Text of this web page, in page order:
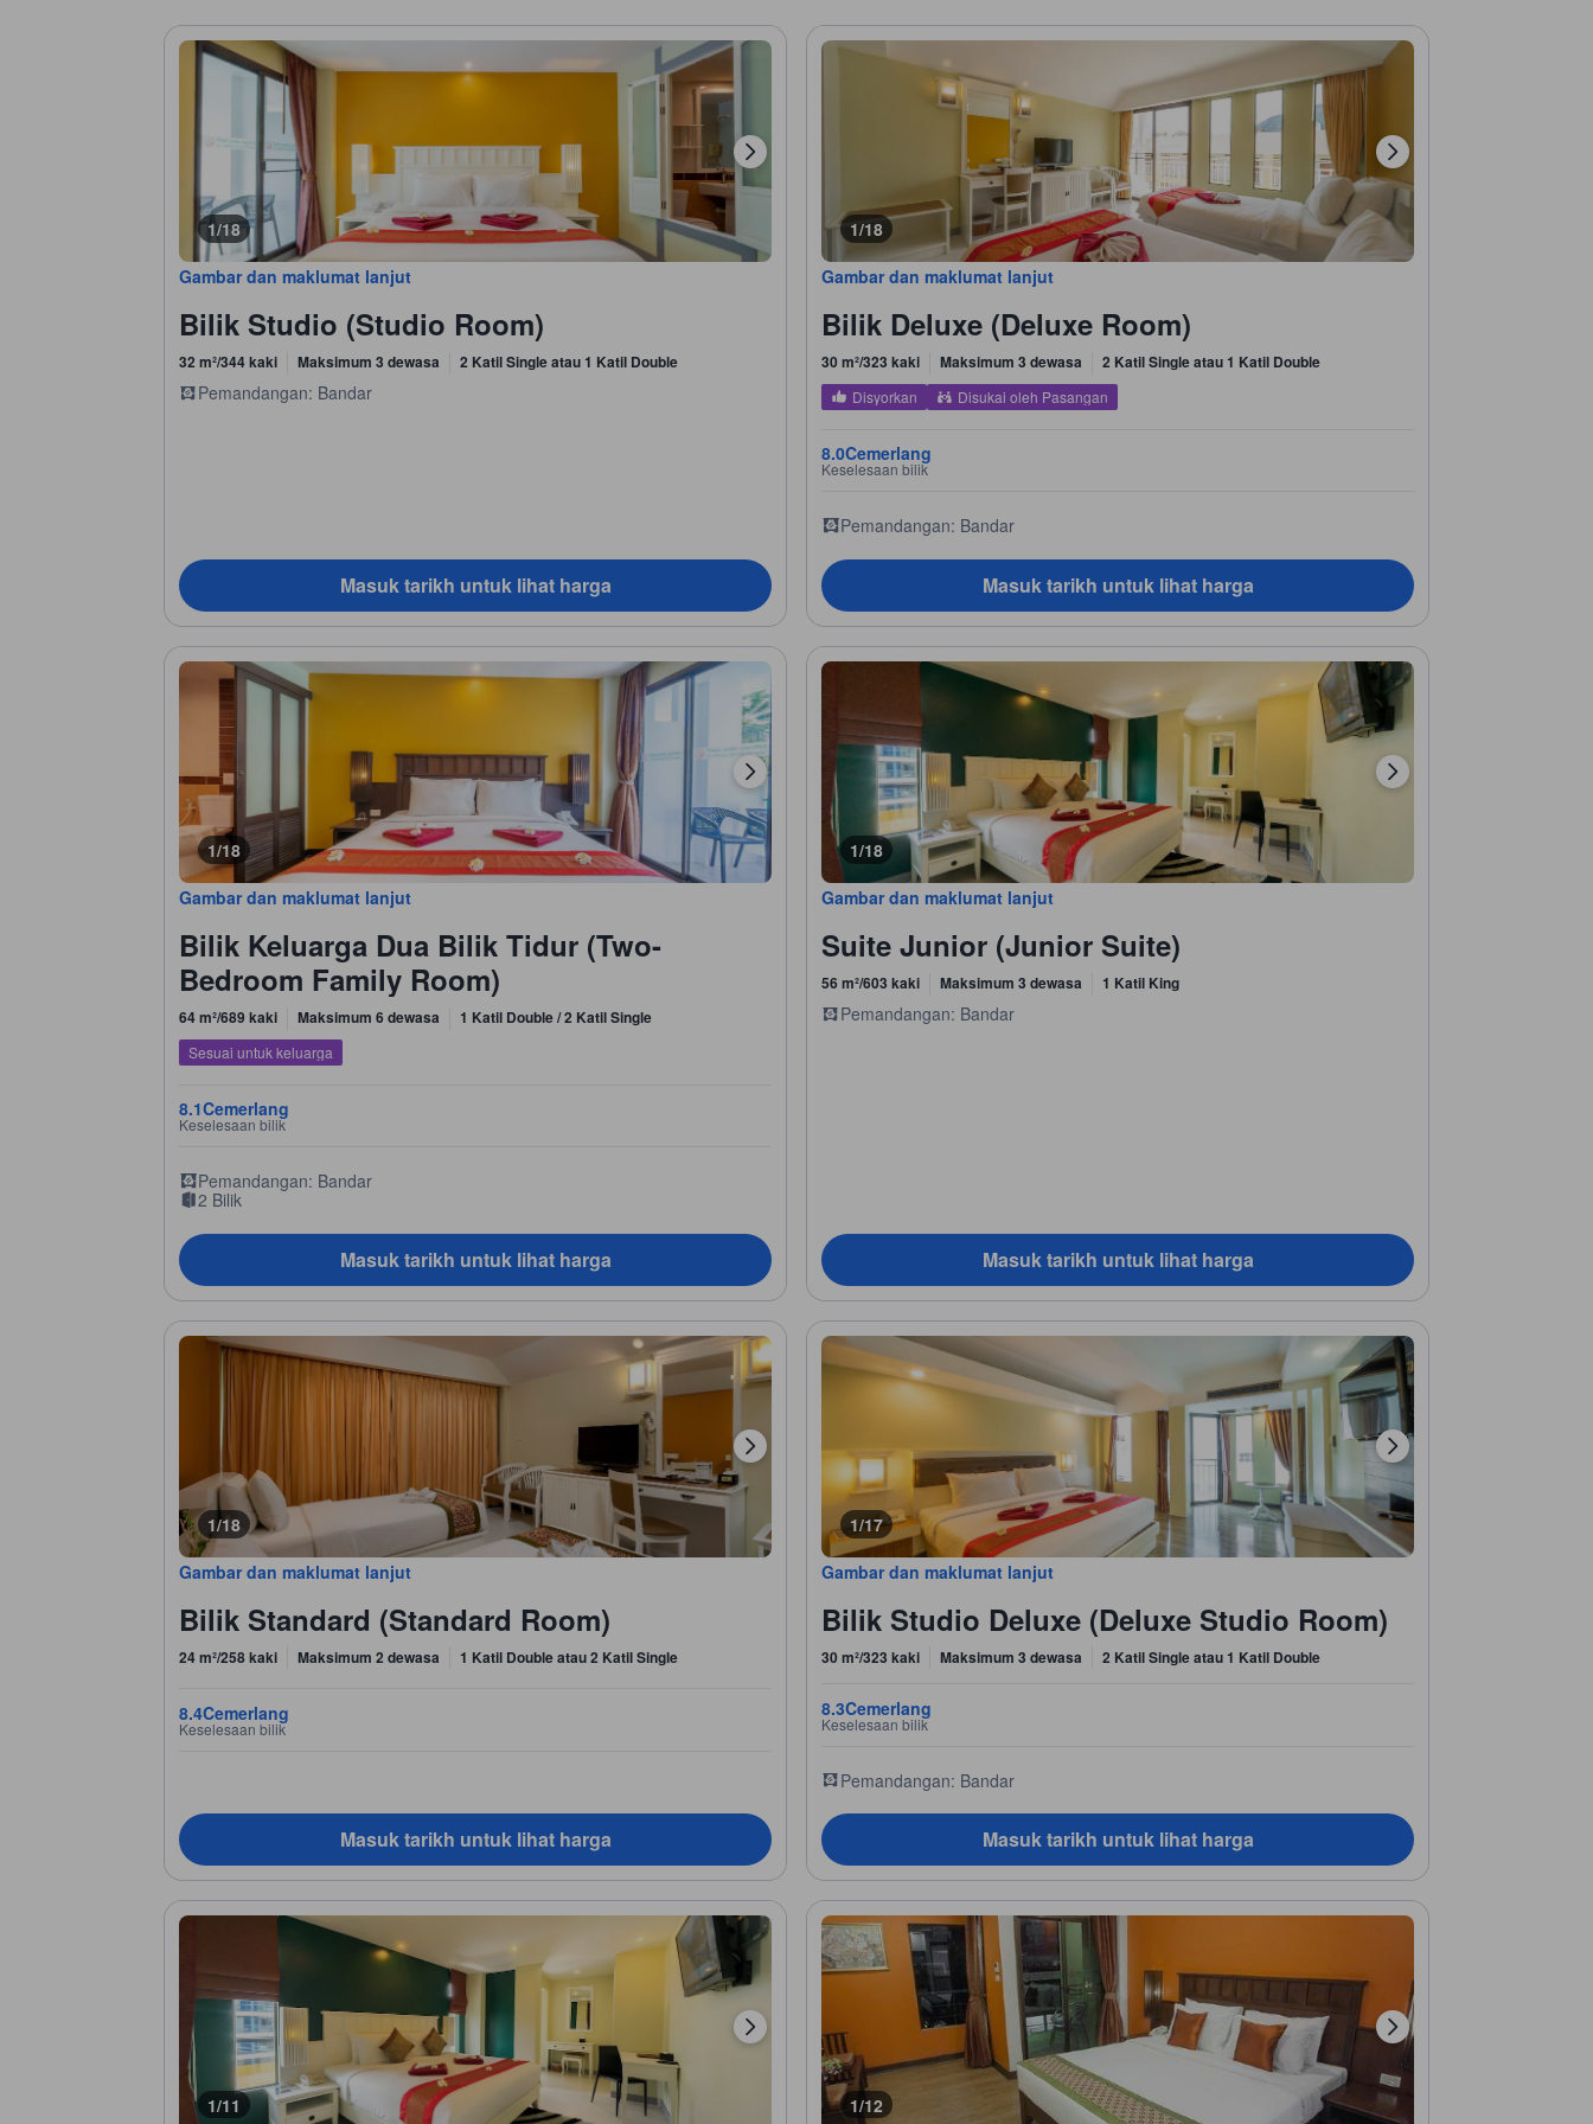
1/18
Gambar dan maklumat lanjut
Bilik Studio (Studio Room)
32 m²/344 kaki Maksimum 3 dewasa 2 Katil Single atau 1 Katil Double
Pemandangan: Bandar
Masuk tarikh untuk lihat harga
1/18
Gambar dan maklumat lanjut
Bilik Deluxe (Deluxe Room)
30 m²/323 kaki Maksimum 3 dewasa 2 Katil Single atau 1 Katil Double
Disyorkan Disukai oleh Pasangan
8.0Cemerlang
Keselesaan bilik
Pemandangan: Bandar
Masuk tarikh untuk lihat harga
1/18
Gambar dan maklumat lanjut
Bilik Keluarga Dua Bilik Tidur (Two-
Bedroom Family Room)
64 m²/689 kaki Maksimum 6 dewasa 1 Katil Double / 2 Katil Single
Sesuai untuk keluarga
8.1Cemerlang
Keselesaan bilik
Pemandangan: Bandar
2 Bilik
Masuk tarikh untuk lihat harga
1/18
Gambar dan maklumat lanjut
Suite Junior (Junior Suite)
56 m²/603 kaki Maksimum 3 dewasa 1 Katil King
Pemandangan: Bandar
Masuk tarikh untuk lihat harga
1/18
Gambar dan maklumat lanjut
Bilik Standard (Standard Room)
24 m²/258 kaki Maksimum 2 dewasa 1 Katil Double atau 2 Katil Single
8.4Cemerlang
Keselesaan bilik
Masuk tarikh untuk lihat harga
1/17
Gambar dan maklumat lanjut
Bilik Studio Deluxe (Deluxe Studio Room)
30 m²/323 kaki Maksimum 3 dewasa 2 Katil Single atau 1 Katil Double
8.3Cemerlang
Keselesaan bilik
Pemandangan: Bandar
Masuk tarikh untuk lihat harga
1/11 1/12